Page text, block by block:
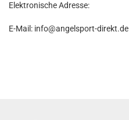
Elektronische Adresse:
E-Mail: info@angelsport-direkt.de